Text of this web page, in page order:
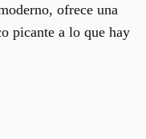
ofrece una
picante a lo que hay